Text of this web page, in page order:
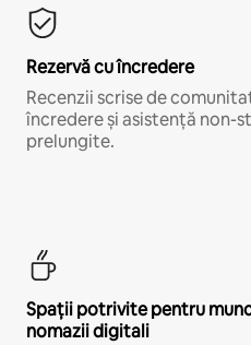
Rezervă cu încredere
Recenzii scrise de
încredere și asistență non-
prelungite.
Spații potrivite pentru
nomazii digitali